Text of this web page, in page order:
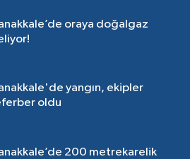
oraya doğalgaz
yangın, ekipler
oldu
200 metrekarelik